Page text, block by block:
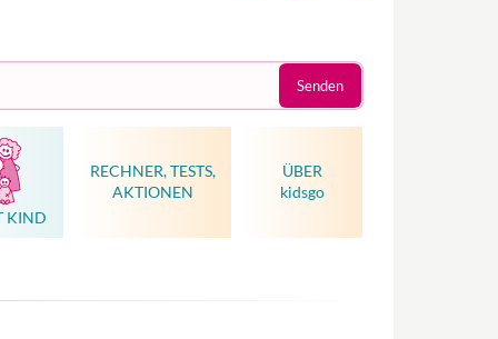
Senden
KIND
RECHNER, TESTS,
AKTIONEN
ÜBER
kidsgo